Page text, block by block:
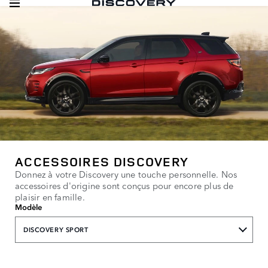
ACCESSOIRES DISCOVERY
Donnez à votre Discovery une touche personnelle. Nos
accessoires d'origine sont conçus pour encore plus de
plaisir en famille.
Modèle
DISCOVERY SPORT